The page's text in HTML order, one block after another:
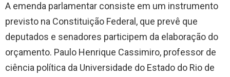
A emenda parlamentar consiste em um instrumento
previsto na Constituição Federal, que prevê que
deputados e senadores participem da elaboração do
orçamento. Paulo Henrique Cassimiro, professor de
ciência política da Universidade do Estado do Rio de